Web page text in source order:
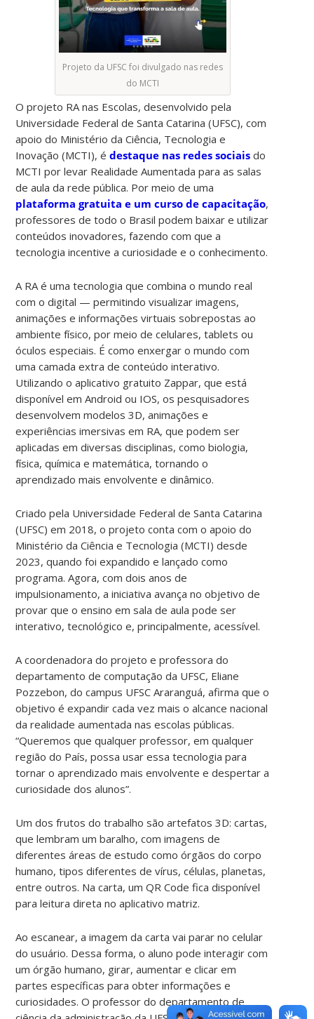
Projeto da UFSC foi divulgado nas redes
do MCTI
O projeto RA nas Escolas, desenvolvido pela
Universidade Federal de Santa Catarina (UFSC), com
apoio do Ministério da Ciência, Tecnologia e
Inovação (MCTI), édestaque nas redes sociais do
MCTI por levar Realidade Aumentada para as salas
de aula da rede pública. Por meio de uma
plataforma gratuita e um curso de capacitação,
professores de todo o Brasil podem baixar e utilizar
conteúdos inovadores, fazendo com que a
tecnologia incentive a curiosidade e o conhecimento.
A RA é uma tecnologia que combina o mundo real
com o digital — permitindo visualizar imagens,
animações e informações virtuais sobrepostas ao
ambiente físico, por meio de celulares, tablets ou
óculos especiais. É como enxergar o mundo com
uma camada extra de conteúdo interativo.
Utilizando o aplicativo gratuito Zappar, que está
disponível em Android ou IOS, os pesquisadores
desenvolvem modelos 3D, animações e
experiências imersivas em RA, que podem ser
aplicadas em diversas disciplinas, como biologia,
física, química e matemática, tornando o
aprendizado mais envolvente e dinâmico.
Criado pela Universidade Federal de Santa Catarina
(UFSC) em 2018, o projeto conta com o apoio do
Ministério da Ciência e Tecnologia (MCTI) desde
2023, quando foi expandido e lançado como
programa. Agora, com dois anos de
impulsionamento, a iniciativa avança no objetivo de
provar que o ensino em sala de aula pode ser
interativo, tecnológico e, principalmente, acessível.
A coordenadora do projeto e professora do
departamento de computação da UFSC, Eliane
Pozzebon, do campus UFSC Araranguá, afirma que o
objetivo é expandir cada vez mais o alcance nacional
da realidade aumentada nas escolas públicas.
“Queremos que qualquer professor, em qualquer
região do País, possa usar essa tecnologia para
tornar o aprendizado mais envolvente e despertar a
curiosidade dos alunos”.
Um dos frutos do trabalho são artefatos 3D: cartas,
que lembram um baralho, com imagens de
diferentes áreas de estudo como órgãos do corpo
humano, tipos diferentes de vírus, células, planetas,
entre outros. Na carta, um QR Code fica disponível
para leitura direta no aplicativo matriz.
Ao escanear, a imagem da carta vai parar no celular
do usuário. Dessa forma, o aluno pode interagir com
um órgão humano, girar, aumentar e clicar em
partes específicas para obter informações e
curiosidades. O professor do departamento de